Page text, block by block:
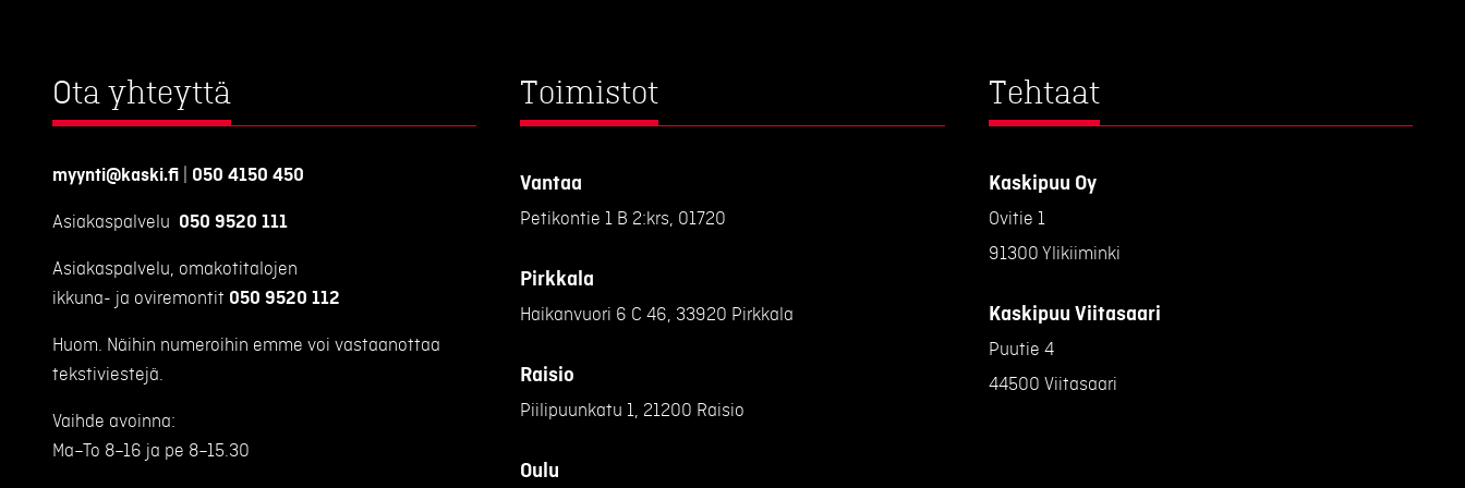
Ota yhteyttä
myynti@kaski.fi 050 4150 450
Asiakaspalvelu 050 9520 111
Asiakaspalvelu, omakotitalojen
ikkuna- ja oviremontit 050 9520 112
Huom. Näihin numeroihin emme voi vastaanottaa
tekstiviestejä.
Vaihde avoinna:
Ma–To 8–16 ja pe 8–15.30
Toimistot
Vantaa
Petikontie 1 B 2:krs, 01720
Pirkkala
Haikanvuori 6 C 46, 33920 Pirkkala
Raisio
Piilipuunkatu 1, 21200 Raisio
Oulu
Tehtaat
Kaskipuu Oy
Ovitie 1
91300 Ylikiiminki
Kaskipuu Viitasaari
Puutie 4
44500 Viitasaari